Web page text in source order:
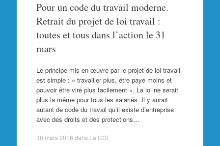
Pour un code du travail moderne.
Retrait du projet de loi travail :
toutes et tous dans l’action le 31
mars
Le principe mis en œuvre par le projet de loi travail
est simple : « travailler plus, être payé moins et
pouvoir être viré plus facilement ». La loi ne serait
plus la même pour tous les salariés. Il y aurait
autant de code du travail qu’il existe d’entreprise
avec des droits et des protections…
30 mars 2016 dans La CGT.